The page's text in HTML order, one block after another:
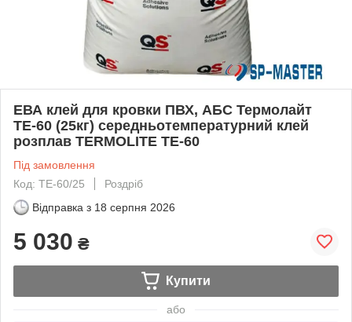
ЕВА клей для кровки ПВХ, АБС Термолайт
ТЕ-60 (25кг) середньотемпературний клей
розплав TERMOLITE ТЕ-60
Під замовлення
Код: TE-60/25
Роздріб
Відправка з 18 серпня 2026
5 030 ₴
Купити
або